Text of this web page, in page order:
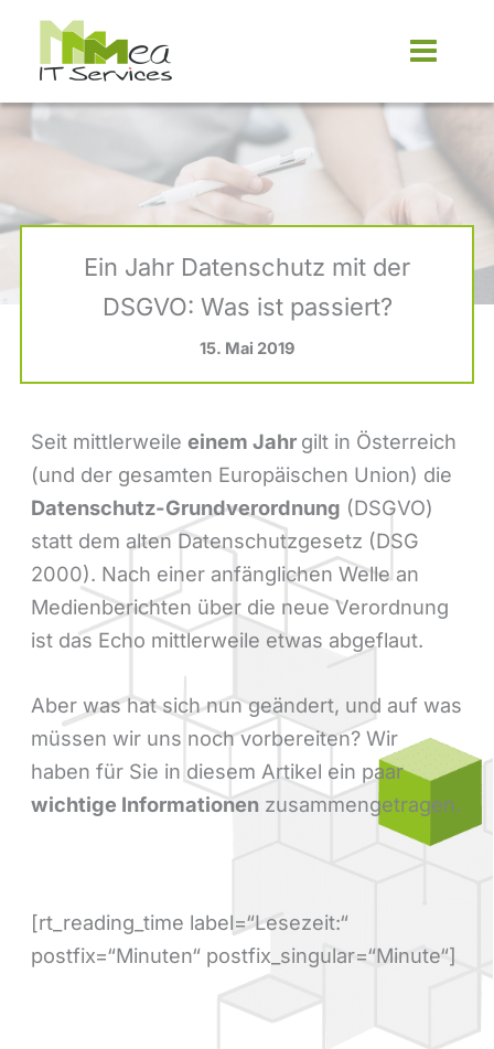
Zum
springen
Ein Jahr Datenschutz mit der
DSGVO: Was ist passiert?
15. Mai 2019
Seit mittlerweileeinem Jahr gilt in Österreich
(und der gesamten Europäischen Union) die
Datenschutz-Grundverordnung (DSGVO)
statt dem alten Datenschutzgesetz (DSG
2000). Nach einer anfänglichen Welle an
Medienberichten über die neue Verordnung
ist das Echo mittlerweile etwas abgeflaut.
Aber was hat sich nun geändert, und auf was
müssen wir uns noch vorbereiten? Wir
haben für Sie in diesem Artikel ein paar
wichtige Informationen zusammengetragen.
[rt_reading_time label=“Lesezeit:“
postfix=“Minuten“ postfix_singular=“Minute“]